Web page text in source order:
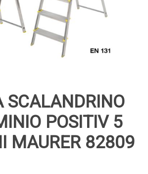
SCALANDRINO
POSITIV 5
MAURER 82809